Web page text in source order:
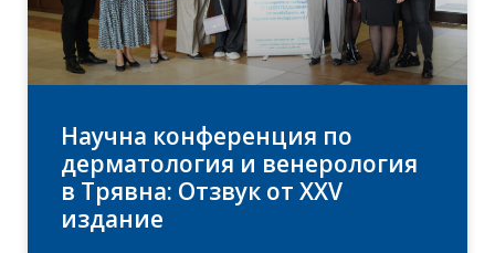
Научна конференция по
дерматология и венерология
в Трявна: Отзвук от XXV
издание